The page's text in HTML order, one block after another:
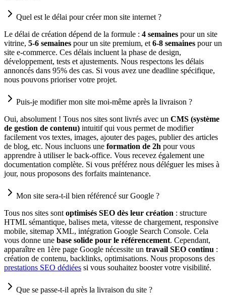
Quel est le délai pour créer mon site internet ?
Le délai de création dépend de la formule : 4 semaines pour un site
vitrine, 5-6 semaines pour un site premium, et 6-8 semaines pour un
site e-commerce. Ces délais incluent la phase de design,
développement, tests et ajustements. Nous respectons les délais
annoncés dans 95% des cas. Si vous avez une deadline spécifique,
nous pouvons prioriser votre projet.
Puis-je modifier mon site moi-même après la livraison ?
Oui, absolument ! Tous nos sites sont livrés avec un CMS (système
de gestion de contenu) intuitif qui vous permet de modifier
facilement vos textes, images, ajouter des pages, publier des articles
de blog, etc. Nous incluons une formation de 2h pour vous
apprendre à utiliser le back-office. Vous recevez également une
documentation complète. Si vous préférez nous déléguer les mises à
jour, nous proposons des forfaits maintenance.
Mon site sera-t-il bien référencé sur Google ?
Tous nos sites sont optimisés SEO dès leur création : structure
HTML sémantique, balises meta, vitesse de chargement, responsive
mobile, sitemap XML, intégration Google Search Console. Cela
vous donne une base solide pour le référencement. Cependant,
apparaître en 1ère page Google nécessite un travail SEO continu :
création de contenu, backlinks, optimisations. Nous proposons des
prestations SEO dédiées si vous souhaitez booster votre visibilité.
Que se passe-t-il après la livraison du site ?